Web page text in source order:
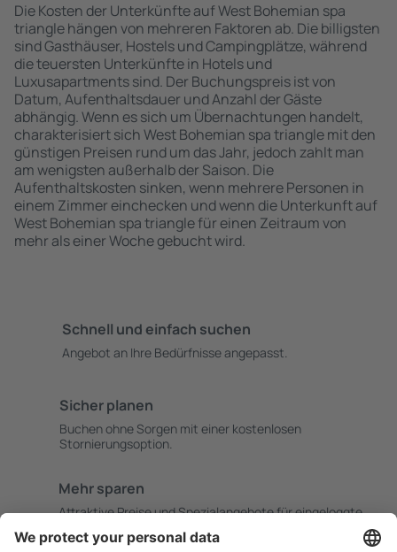
Die Kosten der Unterkünfte auf West Bohemian spa
triangle hängen von mehreren Faktoren ab. Die billigsten
sind Gasthäuser, Hostels und Campingplätze, während
die teuersten Unterkünfte in Hotels und
Luxusapartments sind. Der Buchungspreis ist von
Datum, Aufenthaltsdauer und Anzahl der Gäste
abhängig. Wenn es sich um Übernachtungen handelt,
charakterisiert sich West Bohemian spa triangle mit den
günstigen Preisen rund um das Jahr, jedoch zahlt man
am wenigsten außerhalb der Saison. Die
Aufenthaltskosten sinken, wenn mehrere Personen in
einem Zimmer einchecken und wenn die Unterkunft auf
West Bohemian spa triangle für einen Zeitraum von
mehr als einer Woche gebucht wird.
Schnell und einfach suchen
Angebot an Ihre Bedürfnisse angepasst.
Sicher planen
Buchen ohne Sorgen mit einer kostenlosen
Stornierungsoption.
Mehr sparen
Attraktive Preise und Spezialangebote für eingeloggte